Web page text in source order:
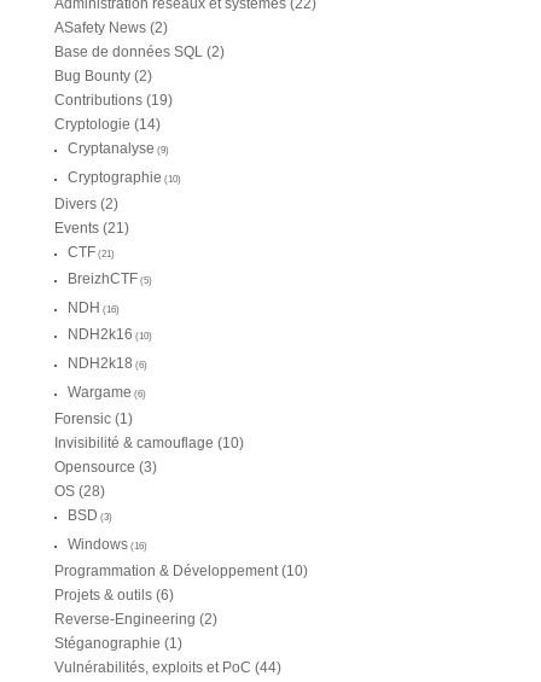
Administration réseaux et systèmes (22)
ASafety News (2)
Base de données SQL (2)
Bug Bounty (2)
Contributions (19)
Cryptologie (14)
Cryptanalyse (9)
Cryptographie (10)
Divers (2)
Events (21)
CTF (21)
BreizhCTF (5)
NDH (16)
NDH2k16 (10)
NDH2k18 (6)
Wargame (6)
Forensic (1)
Invisibilité & camouflage (10)
Opensource (3)
OS (28)
BSD (3)
Windows (16)
Programmation & Développement(10)
Projets & outils (6)
Reverse-Engineering (2)
Stéganographie (1)
Vulnérabilités, exploits et PoC (44)